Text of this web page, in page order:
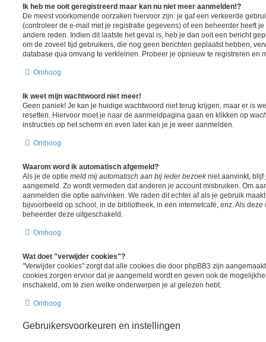
Ik heb me ooit geregistreerd maar kan nu niet meer aanmelden!?
De meest voorkomende oorzaken hiervoor zijn: je gaf een verkeerde
(controleer de e-mail met je registratie gegevens) of een beheerder heeft
andere reden. Indien dit laatste het geval is, heb je dan ooit een bericht
om de zoveel tijd gebruikers, die nog geen berichten geplaatst hebben,
database qua omvang te verkleinen. Probeer je opnieuw te registreren en
Omhoog
Ik weet mijn wachtwoord niet meer!
Geen paniek! Je kan je huidige wachtwoord niet terug krijgen, maar er is
resetten. Hiervoor moet je naar de aanmeldpagina gaan en klikken op
instructies op het scherm en even later kan je je weer aanmelden.
Omhoog
Waarom word ik automatisch afgemeld?
Als je de optie meld mij automatisch aan bij ieder bezoekniet aanvinkt, blijf
aangemeld. Zo wordt vermeden dat anderen je account misbruiken. Om
aanmelden die optie aanvinken. We raden dit echter af als je gebruik
bijvoorbeeld op school, in de bibliotheek, in een internetcafé, enz. Als
beheerder deze uitgeschakeld.
Omhoog
Wat doet "verwijder cookies"?
"Verwijder cookies" zorgt dat alle cookies die door phpBB3 zijn
cookies zorgen ervoor dat je aangemeld wordt en geven ook de
inschakeld, om te zien welke onderwerpen je al gelezen hebt.
Omhoog
Gebruikersvoorkeuren en instellingen